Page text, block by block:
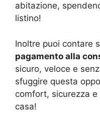
abitazione,
listino!
Inoltre puoi contare
pagamento alla
sicuro, veloce e
sfuggire questa
comfort, sicurezza
casa!